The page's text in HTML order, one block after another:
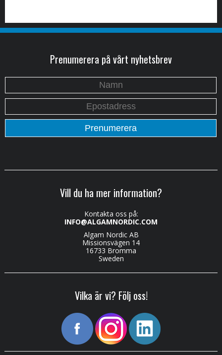
Prenumerera på vårt nyhetsbrev
Vill du ha mer information?
Kontakta oss på:
INFO@ALGAMNORDIC.COM
Algam Nordic AB
Missionsvägen 14
16733 Bromma
Sweden
Vilka är vi? Följ oss!